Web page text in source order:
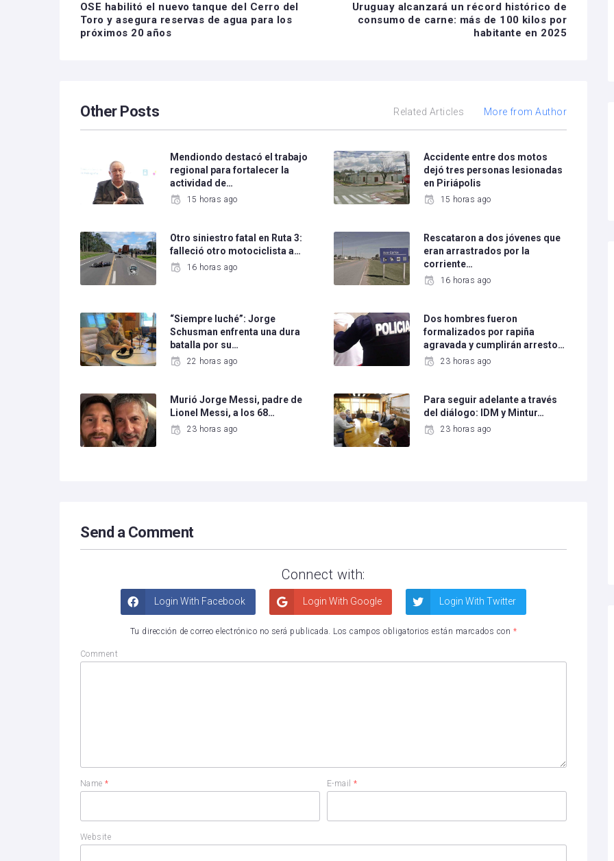
OSE habilitó el nuevo tanque del Cerro del
Toro y asegura reservas de agua para los
próximos 20 años
Uruguay alcanzará un récord histórico de
consumo de carne: más de 100 kilos por
habitante en 2025
Other Posts Related Articles More from Author
Mendiondo destacó el trabajo
regional para fortalecer la
actividad de…
15 horas ago
Accidente entre dos motos
dejó tres personas lesionadas
en Piriápolis
15 horas ago
Otro siniestro fatal en Ruta 3:
falleció otro motociclista a…
16 horas ago
Rescataron a dos jóvenes que
eran arrastrados por la
corriente…
16 horas ago
“Siempre luché”: Jorge
Schusman enfrenta una dura
batalla por su…
22 horas ago
Dos hombres fueron
formalizados por rapiña
agravada y cumplirán arresto…
23 horas ago
Murió Jorge Messi, padre de
Lionel Messi, a los 68…
23 horas ago
Para seguir adelante a través
del diálogo: IDM y Mintur…
23 horas ago
Send a Comment
Connect with:
Login With Facebook Login With Google Login With Twitter
Tu dirección de correo electrónico no será publicada. Los campos obligatorios están marcados con *
Comment
Name* E-mail*
Website